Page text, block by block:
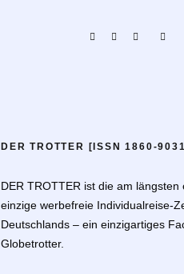
DER TROTTER [ISSN 1860-
DER TROTTER ist die am längsten
einzige werbefreie Individualreise-
Deutschlands – ein einzigartiges
Globetrotter.